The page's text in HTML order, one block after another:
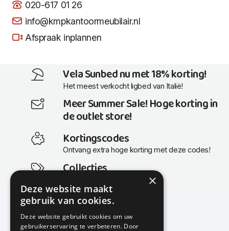
020-617 01 26
info@kmpkantoormeubilair.nl
Afspraak inplannen
Vela Sunbed nu met 18% korting!
Het meest verkocht ligbed van Italië!
Meer Summer Sale! Hoge korting in
de outlet store!
Kortingscodes
Ontvang extra hoge korting met deze codes!
Collecties
Actuele en populaire collecties
×
Deze website maakt
gebruik van cookies.
Deze website gebruikt cookies om uw
gebruikerservaring te verbeteren. Door